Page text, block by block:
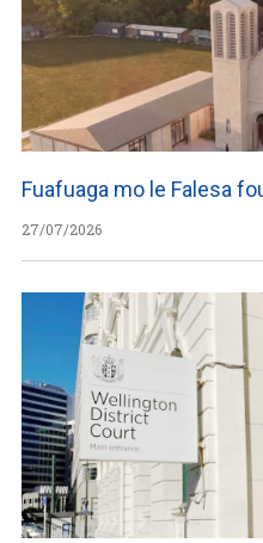
Fuafuaga mo le Falesa
27/07/2026